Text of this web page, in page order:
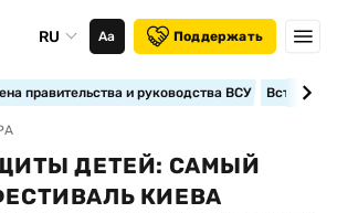
RU Аа Поддержать
правительства и руководства ВСУ
ДЕТЕЙ: САМЫЙ
КИЕВА